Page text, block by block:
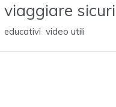
viaggiare sicuri
educativi video utili